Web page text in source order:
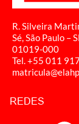
R. Silveira
Sé, São Paulo –
01019-000
Tel. +55 011
REDES